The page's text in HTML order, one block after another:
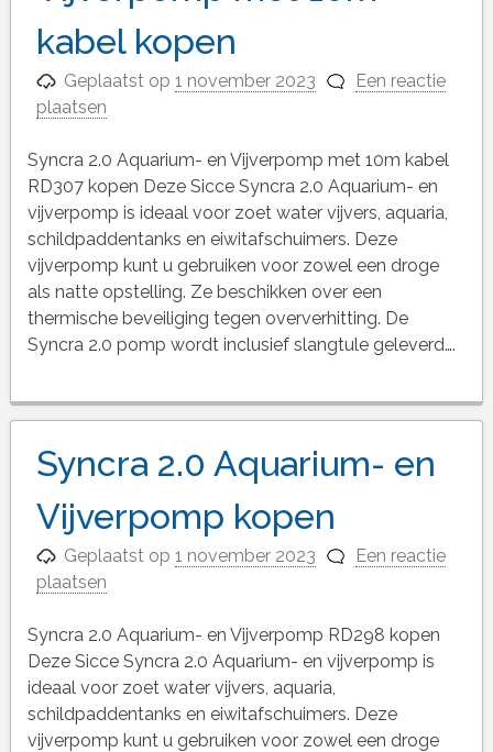
kabel kopen
Geplaatst op1 november 2023
Een reactie
plaatsen
Syncra 2.0 Aquarium- en Vijverpomp met 10m kabel
RD307 kopen Deze Sicce Syncra 2.0 Aquarium- en
vijverpomp is ideaal voor zoet water vijvers, aquaria,
schildpaddentanks en eiwitafschuimers. Deze
vijverpomp kunt u gebruiken voor zowel een droge
als natte opstelling. Ze beschikken over een
thermische beveiliging tegen oververhitting. De
Syncra 2.0 pomp wordt inclusief slangtule geleverd….
Syncra 2.0 Aquarium- en
Vijverpomp kopen
Geplaatst op1 november 2023
Een reactie
plaatsen
Syncra 2.0 Aquarium- en Vijverpomp RD298 kopen
Deze Sicce Syncra 2.0 Aquarium- en vijverpomp is
ideaal voor zoet water vijvers, aquaria,
schildpaddentanks en eiwitafschuimers. Deze
vijverpomp kunt u gebruiken voor zowel een droge